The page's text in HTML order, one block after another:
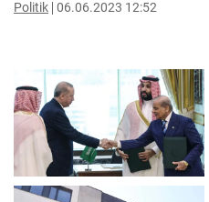
Politik 06.06.2023 12:52